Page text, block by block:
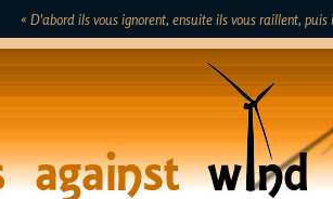
« D'abord ils vous ignorent, ensuite ils vous raillent,